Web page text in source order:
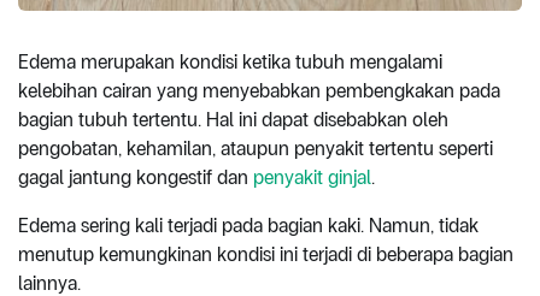
Edema merupakan kondisi ketika tubuh mengalami
kelebihan cairan yang menyebabkan pembengkakan pada
bagian tubuh tertentu. Hal ini dapat disebabkan oleh
pengobatan, kehamilan, ataupun penyakit tertentu seperti
gagal jantung kongestif dan penyakit ginjal.
Edema sering kali terjadi pada bagian kaki. Namun, tidak
menutup kemungkinan kondisi ini terjadi di beberapa bagian
lainnya.